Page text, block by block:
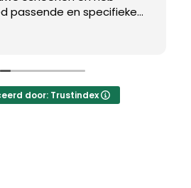
passende en specifieke
Er werd uitgebreid de
juiste schoen te vinden.
een paar kleine
model van werd
door: Trustindex